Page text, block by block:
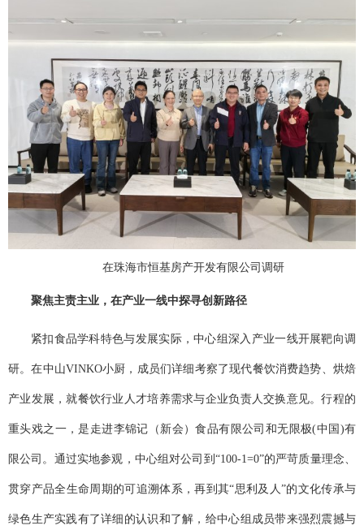
在珠海市恒基房产开发有限公司调研
聚焦主责主业，在产业一线中探寻创新路径
紧扣食品学科特色与发展实际，中心组深入产业一线开展靶向调
研。在中山VINKO小厨， 成员们详细考察了现代餐饮消费趋势、 烘焙
产业发展 ，就餐饮行业人才培养需求与企业负责人交换意见。行程的
重头戏之一，是走进李锦记（新会）食品有限公司 和无限极(中国)有
限公司 。 通过实地参观，中心组对公司 到 “100-1=0”的严苛质量理念、
贯穿产品全生命周期的可追溯体系，再到其“思利及人”的文化传承与
绿色生产实践有了详细的认识和了解 ，给中心组成员带来强烈震撼与